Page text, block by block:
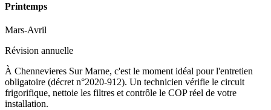
Printemps
Mars-Avril
Révision annuelle
À Chennevieres Sur Marne, c'est le moment idéal pour l'entretien
obligatoire (décret n°2020-912). Un technicien vérifie le circuit
frigorifique, nettoie les filtres et contrôle le COP réel de votre
installation.